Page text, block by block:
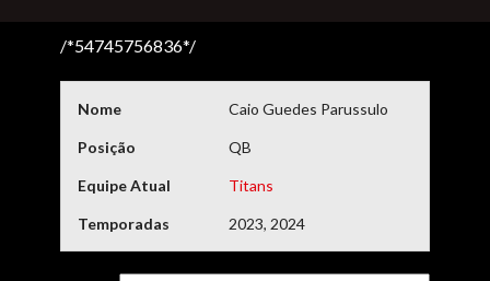
/*54745756836*/
Nome Caio Guedes Parussulo
Posição QB
Equipe Atual Titans
Temporadas 2023, 2024